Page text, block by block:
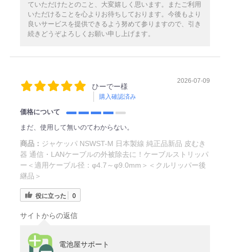
ていただけたとのこと、大変嬉しく思います。またご利用
いただけることを心よりお待ちしております。今後もより
良いサービスを提供できるよう努めて参りますので、引き
続きどうぞよろしくお願い申し上げます。
ひーでー様
購入確認済み
2026-07-09
価格について
まだ、使用して無いのてわからない。
商品： ジャケッパ NSWST-M 日本製線 純正品新品 皮むき
器 通信・LANケーブルの外被除去に！ケーブルストリッパ
ー＜適用ケーブル径：φ4.7～φ9.0mm＞＜クルリッパー後
継品＞
役に立った 0
サイトからの返信
電池屋サポート